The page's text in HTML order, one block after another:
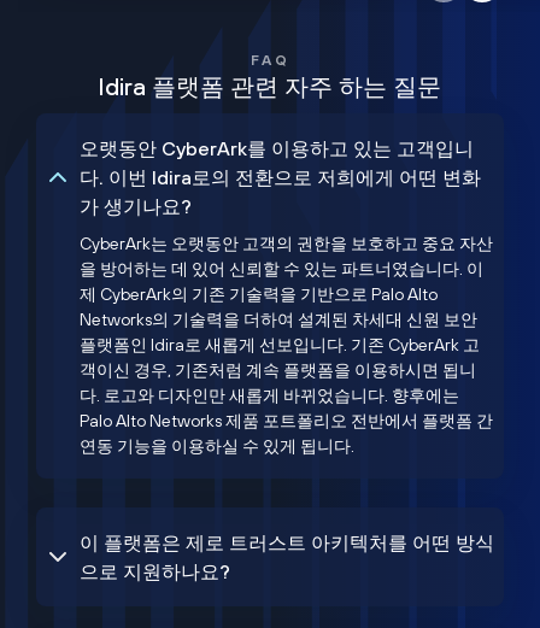
FAQ
Idira 플랫폼 관련 자주 하는 질문
오랫동안 CyberArk를 이용하고 있는 고객입니
다. 이번 Idira로의 전환으로 저희에게 어떤 변화
가 생기나요?
CyberArk는 오랫동안 고객의 권한을 보호하고 중요 자산
을 방어하는 데 있어 신뢰할 수 있는 파트너였습니다. 이
제 CyberArk의 기존 기술력을 기반으로 Palo Alto
Networks의 기술력을 더하여 설계된 차세대 신원 보안
플랫폼인 Idira로 새롭게 선보입니다. 기존 CyberArk 고
객이신 경우, 기존처럼 계속 플랫폼을 이용하시면 됩니
다. 로고와 디자인만 새롭게 바뀌었습니다. 향후에는
Palo Alto Networks 제품 포트폴리오 전반에서 플랫폼 간
연동 기능을 이용하실 수 있게 됩니다.
이 플랫폼은 제로 트러스트 아키텍처를 어떤 방식
으로 지원하나요?